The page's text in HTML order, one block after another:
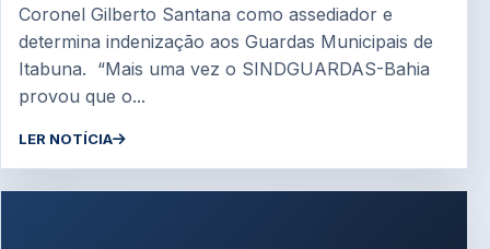
Coronel Gilberto Santana como assediador e
determina indenização aos Guardas Municipais de
Itabuna. “Mais uma vez o SINDGUARDAS-Bahia
provou que o...
LER NOTÍCIA